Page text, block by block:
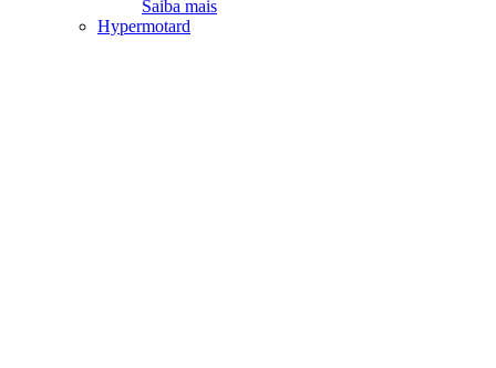
Saiba mais
Hypermotard